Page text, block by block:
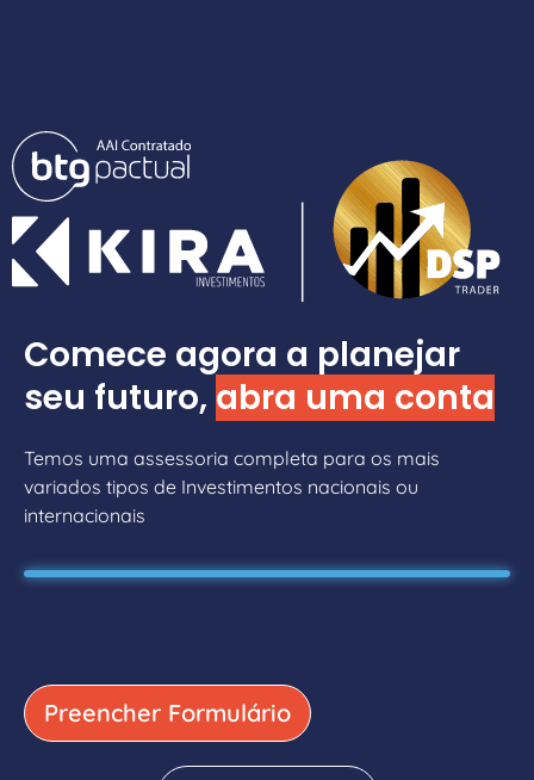
Comece agora a planejar
seu futuro, abra uma conta
Temos uma assessoria completa para os mais
variados tipos de Investimentos nacionais ou
internacionais
Preencher Formulário